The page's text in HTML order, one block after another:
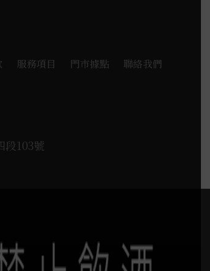
服務項目 門市據點 聯絡我們
段103號